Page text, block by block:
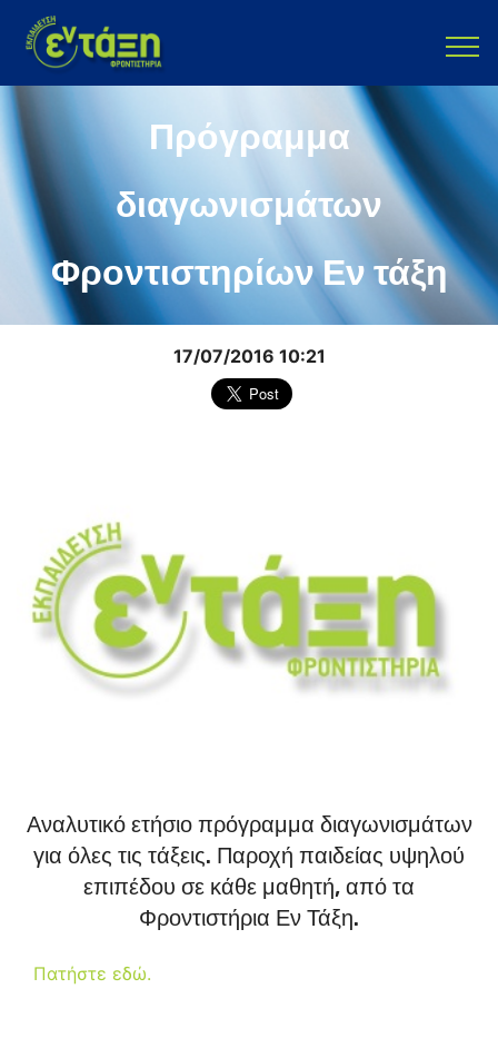
Πρόγραμμα
διαγωνισμάτων
Φροντιστηρίων Εν τάξη
17/07/2016 10:21
Αναλυτικό ετήσιο πρόγραμμα διαγωνισμάτων
για όλες τις τάξεις. Παροχή παιδείας υψηλού
επιπέδου σε κάθε μαθητή, από τα
Φροντιστήρια Εν Τάξη.
Πατήστε εδώ.